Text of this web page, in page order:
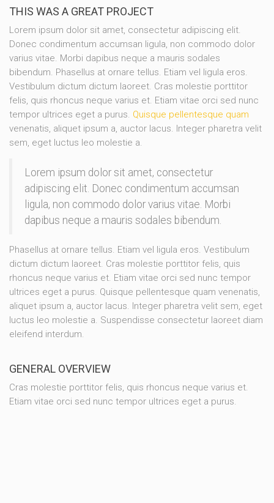
THIS WAS A GREAT PROJECT
Lorem ipsum dolor sit amet, consectetur adipiscing elit.
Donec condimentum accumsan ligula, non commodo dolor
varius vitae. Morbi dapibus neque a mauris sodales
bibendum. Phasellus at ornare tellus. Etiam vel ligula eros.
Vestibulum dictum dictum laoreet. Cras molestie porttitor
felis, quis rhoncus neque varius et. Etiam vitae orci sed nunc
tempor ultrices eget a purus. Quisque pellentesque quam
venenatis, aliquet ipsum a, auctor lacus. Integer pharetra velit
sem, eget luctus leo molestie a.
Lorem ipsum dolor sit amet, consectetur
adipiscing elit. Donec condimentum accumsan
ligula, non commodo dolor varius vitae. Morbi
dapibus neque a mauris sodales bibendum.
Phasellus at ornare tellus. Etiam vel ligula eros. Vestibulum
dictum dictum laoreet. Cras molestie porttitor felis, quis
rhoncus neque varius et. Etiam vitae orci sed nunc tempor
ultrices eget a purus. Quisque pellentesque quam venenatis,
aliquet ipsum a, auctor lacus. Integer pharetra velit sem, eget
luctus leo molestie a. Suspendisse consectetur laoreet diam
eleifend interdum.
GENERAL OVERVIEW
Cras molestie porttitor felis, quis rhoncus neque varius et.
Etiam vitae orci sed nunc tempor ultrices eget a purus.